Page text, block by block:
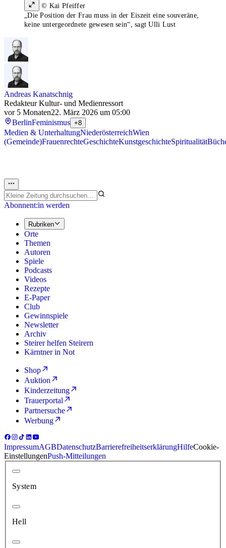
© Kai Pfeiffer
„Die Position der Frau muss in der Eiszeit eine souveräne,
keine untergeordnete gewesen sein“, sagt Ulli Lust
Andreas Kanatschnig
Redakteur Kultur- und Medienressort
vor 5 Monaten22. März 2026 um 05:00
BerlinFeminismus +8
Medien & UnterhaltungNiederösterreichWien
(Gemeinde)FrauenrechteGeschichteKunstgeschichteSpiritualität
Abonnent:in werden
Rubriken
Orte
Themen
Autoren
Spiele
Podcasts
Videos
Rezepte
E-Paper
Club
Gewinnspiele
Newsletter
Archiv
Steirer helfen Steirern
Kärntner in Not
Shop
Auktion
Kinderzeitung
Trauerportal
Partnersuche
Werbung
ImpressumAGBDatenschutzBarrierefreiheitserklärungHilfeCookie-
EinstellungenPush-Mitteilungen
System
Hell